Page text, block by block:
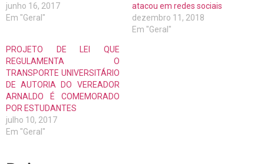
junho 16, 2017
Em "Geral"
atacou em redes sociais
dezembro 11, 2018
Em "Geral"
PROJETO DE LEI QUE
REGULAMENTA O
TRANSPORTE UNIVERSITÁRIO
DE AUTORIA DO VEREADOR
ARNALDO É COMEMORADO
POR ESTUDANTES
julho 10, 2017
Em "Geral"